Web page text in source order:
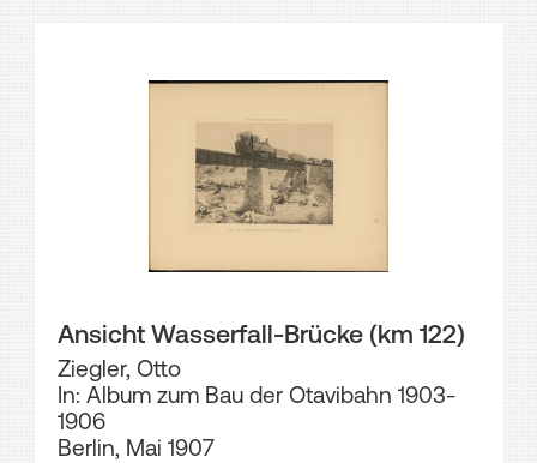
Ansicht Wasserfall-Brücke (km 122)
Ziegler, Otto
In: Album zum Bau der Otavibahn 1903-
1906
Berlin, Mai 1907